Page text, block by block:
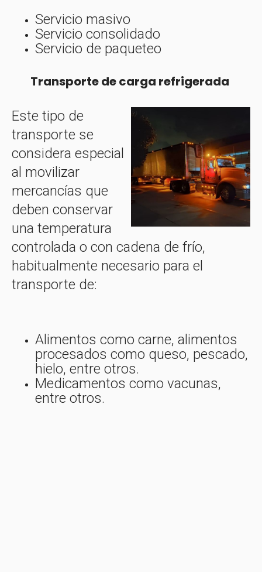
Servicio masivo
Servicio consolidado
Servicio de paqueteo
Transporte de carga refrigerada
Este tipo de
transporte se
considera especial
al movilizar
mercancías que
deben conservar
una temperatura
controlada o con cadena de frío,
habitualmente necesario para el
transporte de:
Alimentos como carne, alimentos
procesados como queso, pescado,
hielo, entre otros.
Medicamentos como vacunas,
entre otros.